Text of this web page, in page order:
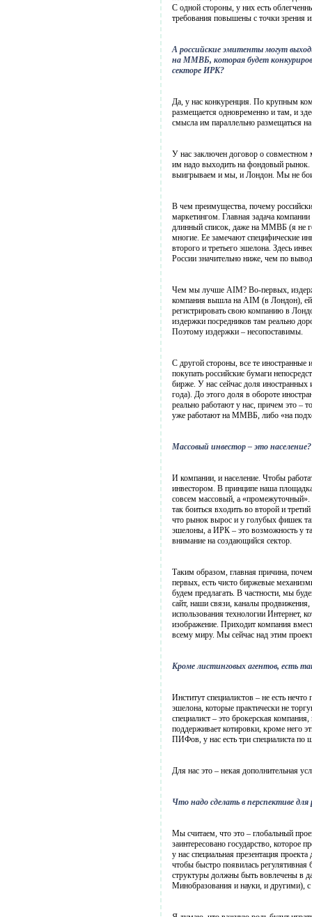
С одной стороны, у них есть
требования повышены с точки зрения
А российские эмитенты могут
на ММВБ, которая будет
секторе ИРК?
Да, у нас конкуренция. По крупным
размещается одновременно и там, и
смысла им параллельно размещаться
У нас заключен договор о совместном
им надо выходить на фондовый
выигрываем и мы, и Лондон. Мы не
В чем преимущества, почему
маркетингом. Главная задача
длинный список, даже на ММВБ (я не
многие. Ее замечают специфические
второго и третьего эшелона. Здесь
России значительно ниже, чем по
Чем мы лучше AIM? Во-первых,
компания вышла на AIM (в Лондон), ей
регистрировать свою компанию в
издержки посредников там реально
Поэтому издержки – несопоставимы.
С другой стороны, все те
покупать российские бумаги
бирже. У нас сейчас доля иностранных
года). До этого доля в обороте
реально работают у нас, причем это –
уже работают на ММВБ, либо «на
Массовый инвестор – это население?
И компании, и население. Чтобы
инвестором. В принципе наша
совсем массовый, а
так боиться входить во второй и
что рынок вырос и у голубых фишек
эшелоны, а ИРК – это возможность у
внимание на создающийся сектор.
Таким образом, главная причина,
первых, есть чисто биржевые
будем предлагать. В частности, мы
сайт, наши связи, каналы
использования технологии Интернет,
изображение. Приходит компания
всему миру. Мы сейчас над этим
Кроме листинговых агентов, есть
Институт специалистов – не есть
эшелона, которые практически не
специалист – это брокерская
поддерживает котировки, кроме него
ПИФов, у нас есть три специалиста по
Для нас это – некая дополнительная
Что надо сделать в перспективе
Мы считаем, что это – глобальный
заинтересовано государство,
у нас специальная презентация
чтобы быстро появилась
структуры должны быть вовлечены в
Минобразования и науки, и